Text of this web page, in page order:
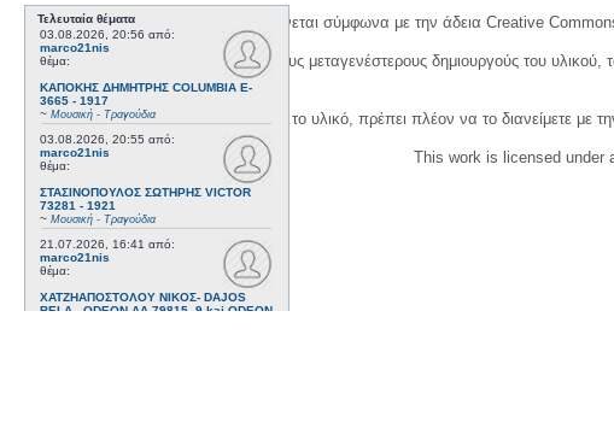
Τελευταία θέματα
03.08.2026, 20:56 από:
marco21nis
θέμα:
ΚΑΠΟΚΗΣ ΔΗΜΗΤΡΗΣ COLUMBIA E-
3665 - 1917
~ Μουσική - Τραγούδια
03.08.2026, 20:55 από:
marco21nis
θέμα:
ΣΤΑΣΙΝΟΠΟΥΛΟΣ ΣΩΤΗΡΗΣ VICTOR
73281 - 1921
~ Μουσική - Τραγούδια
21.07.2026, 16:41 από:
marco21nis
θέμα:
ΧΑΤΖΗΑΠΟΣΤΟΛΟΥ ΝΙΚΟΣ- DAJOS
BELA - ODEON AA 79815_9 kai ODEON
Η χρήση του υλικού της σελίδας γίνεται σύμφωνα με την άδεια Creative
1. Να αναφέρετε τον αρχικό και τους μεταγενέστερους δημιουργούς του
3. Αν διασκευάσετε με κάθε τρόπο το υλικό, πρέπει πλέον να το διανείμετε με
This work is licensed under